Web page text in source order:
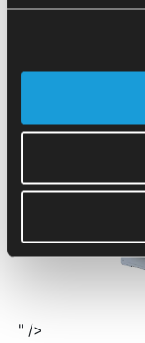
" />